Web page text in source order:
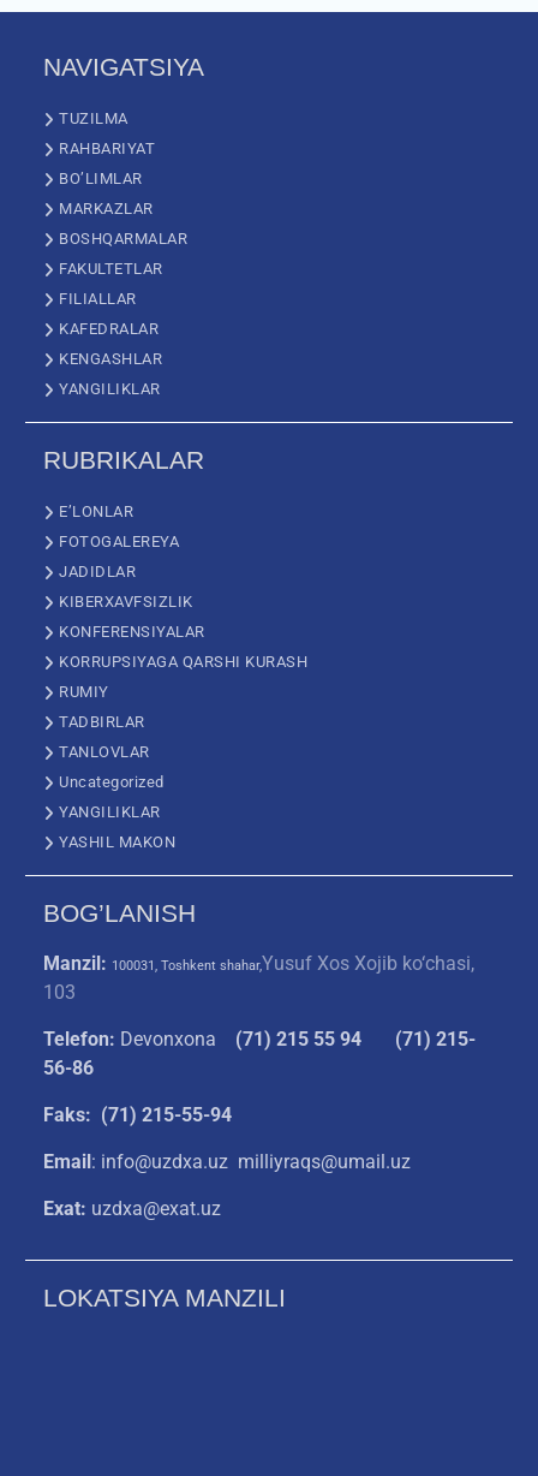
NAVIGATSIYA
TUZILMA
RAHBARIYAT
BO’LIMLAR
MARKAZLAR
BOSHQARMALAR
FAKULTETLAR
FILIALLAR
KAFEDRALAR
KENGASHLAR
YANGILIKLAR
RUBRIKALAR
E’LONLAR
FOTOGALEREYA
JADIDLAR
KIBERXAVFSIZLIK
KONFERENSIYALAR
KORRUPSIYAGA QARSHI KURASH
RUMIY
TADBIRLAR
TANLOVLAR
Uncategorized
YANGILIKLAR
YASHIL MAKON
BOG’LANISH
Manzil: 100031, Toshkent shahar,Yusuf Xos Xojib ko‘chasi,
103
Telefon: Devonxona (71) 215 55 94
(71) 215-
56-86
Faks: (71) 215-55-94
Email : info@uzdxa.uz milliyraqs@umail.uz
Exat: uzdxa@exat.uz
LOKATSIYA MANZILI